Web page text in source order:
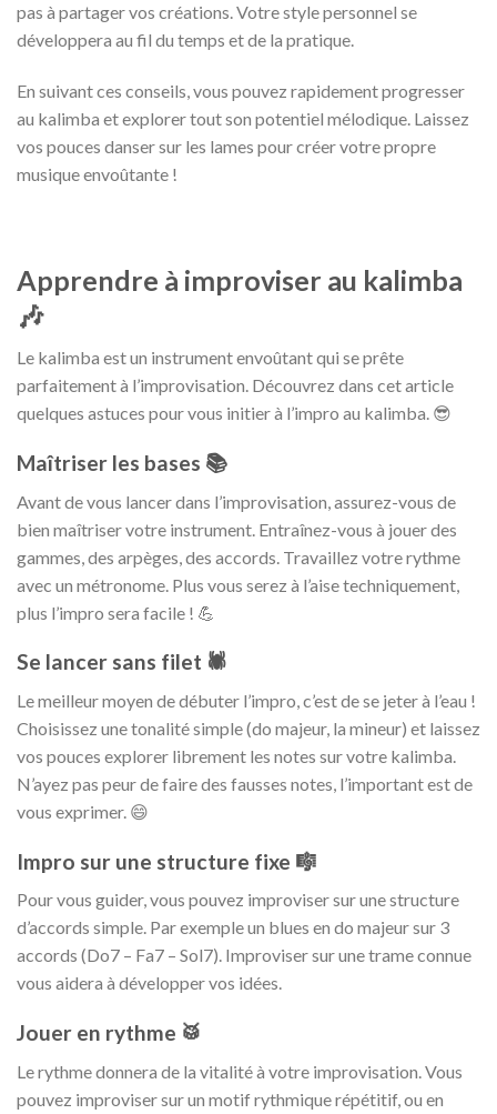
pas à partager vos créations. Votre style personnel se
développera au fil du temps et de la pratique.
En suivant ces conseils, vous pouvez rapidement progresser
au kalimba et explorer tout son potentiel mélodique. Laissez
vos pouces danser sur les lames pour créer votre propre
musique envoûtante !
Apprendre à improviser au kalimba
🎶
Le kalimba est un instrument envoûtant qui se prête
parfaitement à l’improvisation. Découvrez dans cet article
quelques astuces pour vous initier à l’impro au kalimba. 😎
Maîtriser les bases 📚
Avant de vous lancer dans l’improvisation, assurez-vous de
bien maîtriser votre instrument. Entraînez-vous à jouer des
gammes, des arpèges, des accords. Travaillez votre rythme
avec un métronome. Plus vous serez à l’aise techniquement,
plus l’impro sera facile ! 💪
Se lancer sans filet 🕷️
Le meilleur moyen de débuter l’impro, c’est de se jeter à l’eau !
Choisissez une tonalité simple (do majeur, la mineur) et laissez
vos pouces explorer librement les notes sur votre kalimba.
N’ayez pas peur de faire des fausses notes, l’important est de
vous exprimer. 😄
Impro sur une structure fixe 🎼
Pour vous guider, vous pouvez improviser sur une structure
d’accords simple. Par exemple un blues en do majeur sur 3
accords (Do7 – Fa7 – Sol7). Improviser sur une trame connue
vous aidera à développer vos idées.
Jouer en rythme 🥁
Le rythme donnera de la vitalité à votre improvisation. Vous
pouvez improviser sur un motif rythmique répétitif, ou en